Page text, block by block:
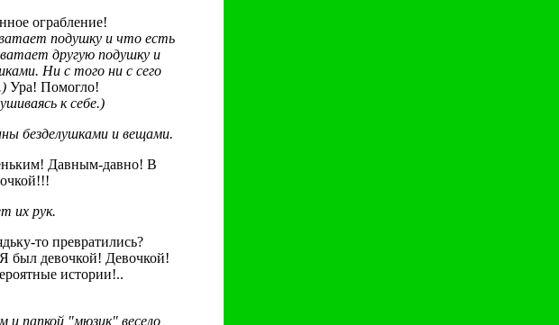
ограбление!
подушку и что есть
другую подушку и
Ни с того ни с сего
Ура! Помогло!
к себе.)
безделушками и вещами.
Давным-давно! В
их рук.
то превратились?
был девочкой! Девочкой!
истории!..
папкой "мюзик" весело